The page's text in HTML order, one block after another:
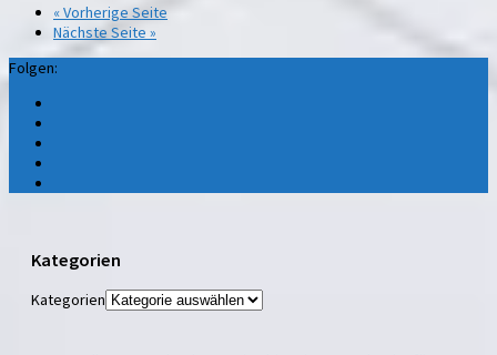
« Vorherige Seite
Nächste Seite »
Folgen:
Kategorien
Kategorien